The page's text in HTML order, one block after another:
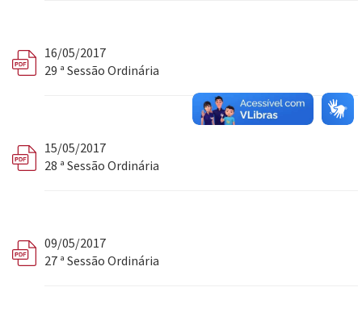
16/05/2017
29 ª Sessão Ordinária
15/05/2017
28 ª Sessão Ordinária
09/05/2017
27 ª Sessão Ordinária